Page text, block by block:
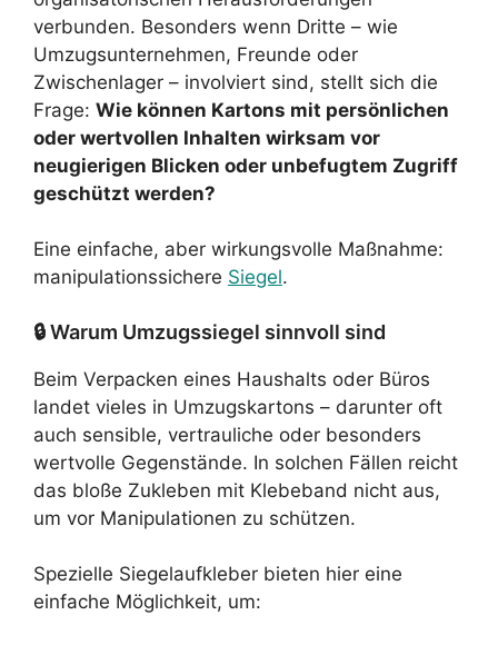
verbunden. Besonders wenn Dritte – wie
Umzugsunternehmen, Freunde oder
Zwischenlager – involviert sind, stellt sich die
Frage: Wie können Kartons mit persönlichen
oder wertvollen Inhalten wirksam vor
neugierigen Blicken oder unbefugtem Zugriff
geschützt werden?
Eine einfache, aber wirkungsvolle Maßnahme:
manipulationssichere Siegel.
🔒 Warum Umzugssiegel sinnvoll sind
Beim Verpacken eines Haushalts oder Büros
landet vieles in Umzugskartons – darunter oft
auch sensible, vertrauliche oder besonders
wertvolle Gegenstände. In solchen Fällen reicht
das bloße Zukleben mit Klebeband nicht aus,
um vor Manipulationen zu schützen.
Spezielle Siegelaufkleber bieten hier eine
einfache Möglichkeit, um: